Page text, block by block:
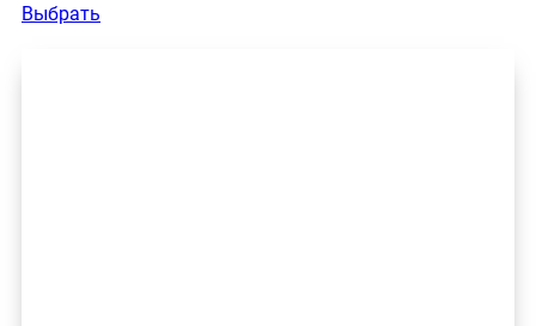
Выбрать